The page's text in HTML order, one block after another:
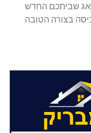
שביתכם החדש
בצורה הטובה